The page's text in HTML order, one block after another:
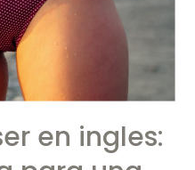
en ingles: